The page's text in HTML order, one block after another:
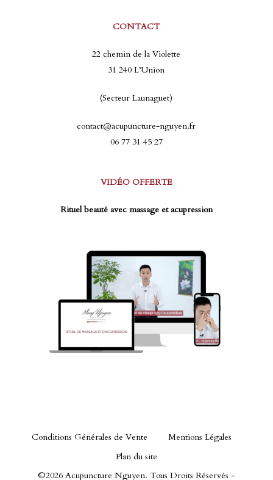
CONTACT
22 chemin de la Violette
31 240 L’Union
(Secteur Launaguet)
contact@acupuncture-nguyen.fr
06 77 31 45 27
VIDÉO OFFERTE
Rituel beauté avec massage et acupression
Conditions Générales de Vente
Mentions Légales
Plan du site
©2026 Acupuncture Nguyen. Tous Droits Réservés -